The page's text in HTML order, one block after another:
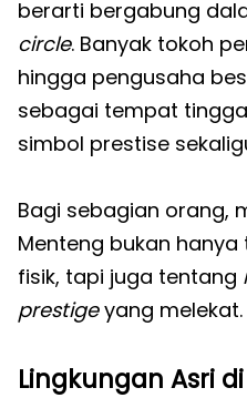
berarti bergabung
circle. Banyak tokoh
hingga pengusaha
sebagai tempat
simbol prestise
Bagi sebagian orang,
Menteng bukan
fisik, tapi juga tentang
prestigeyang melekat.
Lingkungan Asri